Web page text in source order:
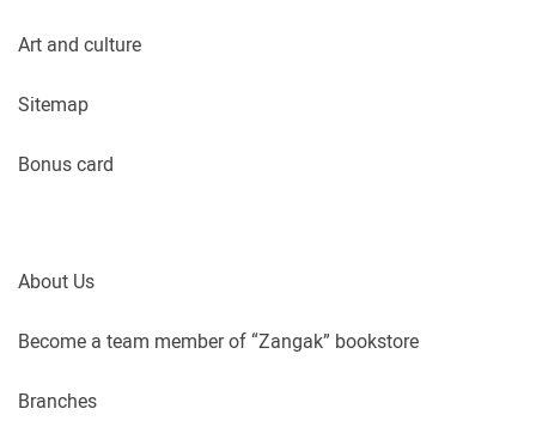
Art and culture
Sitemap
Bonus card
About Us
Become a team member of “Zangak” bookstore
Branches